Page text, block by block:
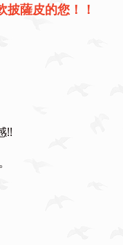
薩皮的您！！
!!